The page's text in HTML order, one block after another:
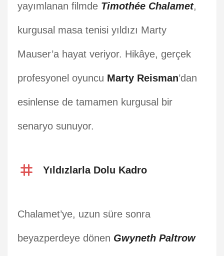
yayımlanan filmde Timothée Chalamet,
kurgusal masa tenisi yıldızı Marty
Mauser’a hayat veriyor. Hikâye, gerçek
profesyonel oyuncu Marty Reisman’dan
esinlense de tamamen kurgusal bir
senaryo sunuyor.
Yıldızlarla Dolu Kadro
Chalamet’ye, uzun süre sonra
beyazperdeye dönen Gwyneth Paltrow